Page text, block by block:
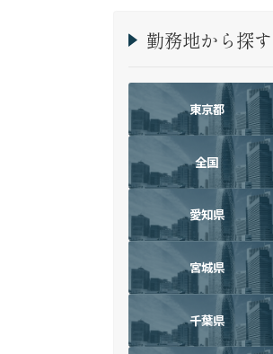
勤務地から探す
東京都
全国
愛知県
宮城県
千葉県